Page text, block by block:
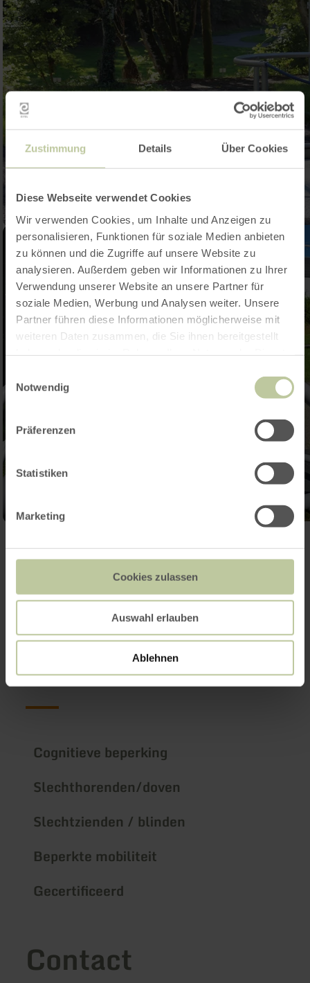
Zustimmung Details Über Cookies
Diese Webseite verwendet Cookies
Wir verwenden Cookies, um Inhalte und Anzeigen zu
personalisieren, Funktionen für soziale Medien anbieten
zu können und die Zugriffe auf unsere Website zu
analysieren. Außerdem geben wir Informationen zu Ihrer
Verwendung unserer Website an unsere Partner für
soziale Medien, Werbung und Analysen weiter. Unsere
Partner führen diese Informationen möglicherweise mit
weiteren Daten zusammen, die Sie ihnen bereitgestellt
Notwendig
Präferenzen
Statistiken
Marketing
Cookies zulassen
Auswahl erlauben
Ablehnen
Galerij openen
Reizen-voor-
iedereen-
informatie
Cognitieve beperking
Slechthorenden/doven
Slechtzienden / blinden
Beperkte mobiliteit
Gecertificeerd
Contact